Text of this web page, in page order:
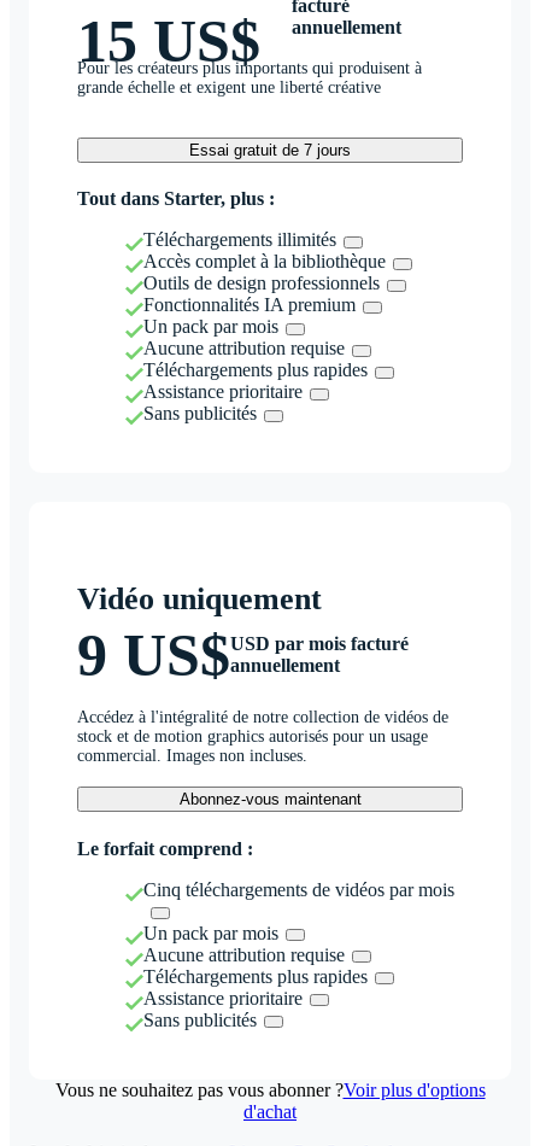
15 US$
facturé
annuellement
Pour les créateurs plus importants qui produisent à
grande échelle et exigent une liberté créative
Essai gratuit de 7 jours
Tout dans Starter, plus :
Téléchargements illimités
Accès complet à la bibliothèque
Outils de design professionnels
Fonctionnalités IA premium
Un pack par mois
Aucune attribution requise
Téléchargements plus rapides
Assistance prioritaire
Sans publicités
Vidéo uniquement
9 US$USD par mois facturé
annuellement
Accédez à l'intégralité de notre collection de vidéos de
stock et de motion graphics autorisés pour un usage
commercial. Images non incluses.
Abonnez-vous maintenant
Le forfait comprend :
Cinq téléchargements de vidéos par mois
Un pack par mois
Aucune attribution requise
Téléchargements plus rapides
Assistance prioritaire
Sans publicités
Vous ne souhaitez pas vous abonner ?Voir plus d'options
d'achat